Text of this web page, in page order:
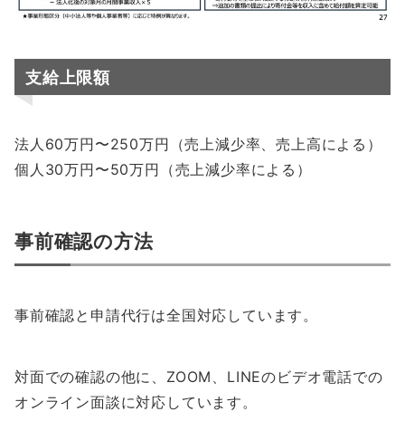
支給上限額
法人60万円〜250万円（売上減少率、売上高による）
個人30万円〜50万円（売上減少率による）
事前確認の方法
事前確認と申請代行は全国対応しています。
対面での確認の他に、ZOOM、LINEのビデオ電話での
オンライン面談に対応しています。